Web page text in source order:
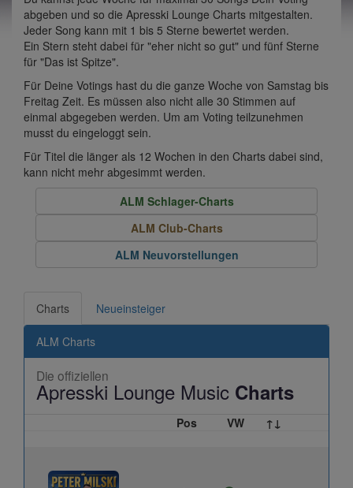
abgeben und so die Apresski Lounge Charts mitgestalten.
Jeder Song kann mit 1 bis 5 Sterne bewertet werden.
Ein Stern steht dabei für "eher nicht so gut" und fünf Sterne
für "Das ist Spitze".
Für Deine Votings hast du die ganze Woche von Samstag bis
Freitag Zeit. Es müssen also nicht alle 30 Stimmen auf
einmal abgegeben werden. Um am Voting teilzunehmen
musst du eingeloggt sein.
Für Titel die länger als 12 Wochen in den Charts dabei sind,
kann nicht mehr abgesimmt werden.
ALM Schlager-Charts
ALM Club-Charts
ALM Neuvorstellungen
Charts Neueinsteiger
ALM Charts
Die offiziellen
Apresski Lounge Music Charts
Pos VW ↑↓